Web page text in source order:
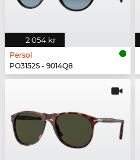
2 054 kr
Persol
PO3152S - 9014Q8